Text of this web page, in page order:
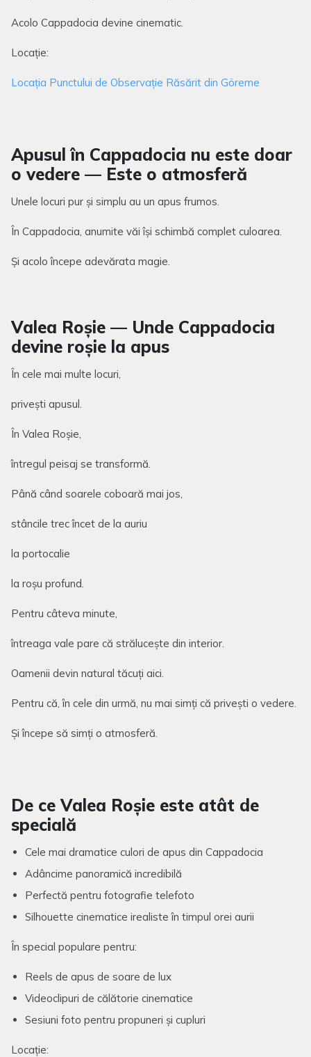
Acolo Cappadocia devine cinematic.
Locație:
Locația Punctului de Observație Răsărit din Göreme
Apusul în Cappadocia nu este doar
o vedere — Este o atmosferă
Unele locuri pur și simplu au un apus frumos.
În Cappadocia, anumite văi își schimbă complet culoarea.
Și acolo începe adevărata magie.
Valea Roșie — Unde Cappadocia
devine roșie la apus
În cele mai multe locuri,
privești apusul.
În Valea Roșie,
întregul peisaj se transformă.
Până când soarele coboară mai jos,
stâncile trec încet de la auriu
la portocalie
la roșu profund.
Pentru câteva minute,
întreaga vale pare că strălucește din interior.
Oamenii devin natural tăcuți aici.
Pentru că, în cele din urmă, nu mai simți că privești o vedere.
Și începe să simți o atmosferă.
De ce Valea Roșie este atât de
specială
Cele mai dramatice culori de apus din Cappadocia
Adâncime panoramică incredibilă
Perfectă pentru fotografie telefoto
Silhouette cinematice irealiste în timpul orei aurii
În special populare pentru:
Reels de apus de soare de lux
Videoclipuri de călătorie cinematice
Sesiuni foto pentru propuneri și cupluri
Locație: